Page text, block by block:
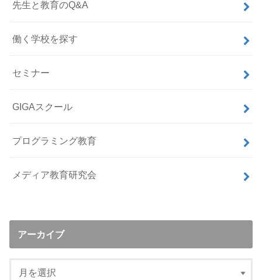
先生と教育のQ&A
働く学校を探す
セミナー
GIGAスクール
プログラミング教育
メディア教育研究会
アーカイブ